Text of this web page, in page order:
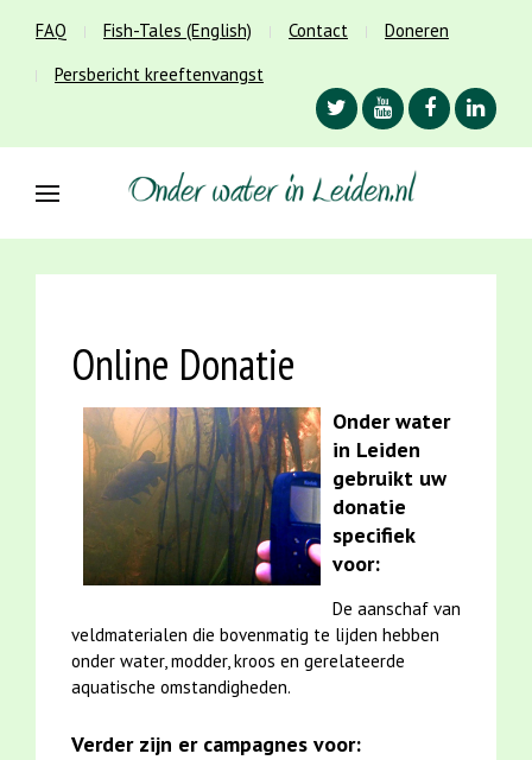
FAQ Fish-Tales (English) Contact
Doneren
Persbericht kreeftenvangst
Online Donatie
Onder water
in Leiden
gebruikt uw
donatie
specifiek
voor:
De aanschaf van
veldmaterialen die bovenmatig te lijden hebben
onder water, modder, kroos en gerelateerde
aquatische omstandigheden.
Verder zijn er campagnes voor: